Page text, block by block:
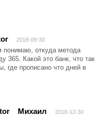
2018-09-30
откуда метода
365. Какой это банк, что так
где прописано что дней в
Михаил 2018-12-30